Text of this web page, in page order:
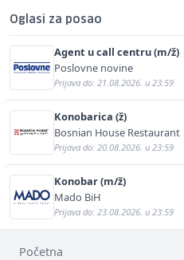
Oglasi za posao
Agent u call centru (m/ž)
Poslovne novine
Prijava do: 21.08.2026. u 23:59
Konobarica (ž)
Bosnian House Restaurant
Prijava do: 20.08.2026. u 23:59
Konobar (m/ž)
Mado BiH
Prijava do: 23.08.2026. u 23:59
Početna